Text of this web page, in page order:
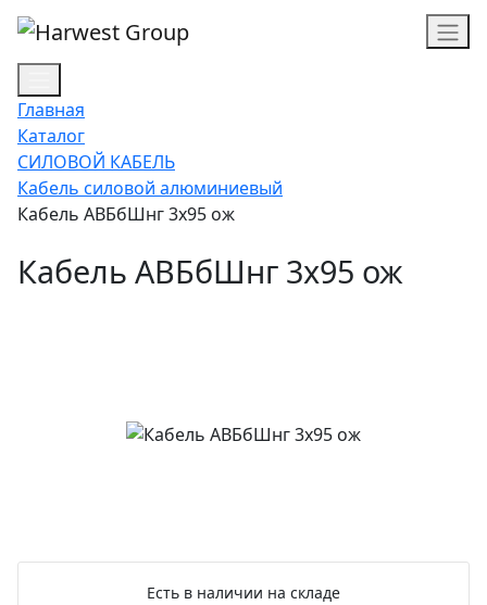
Главная
Каталог
СИЛОВОЙ КАБЕЛЬ
Кабель силовой алюминиевый
Кабель АВБбШнг 3х95 ож
Кабель АВБбШнг 3х95 ож
Есть в наличии на складе